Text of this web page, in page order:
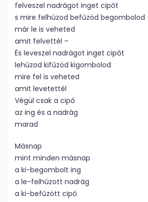
felveszel nadrágot inget cipőt
s mire felhúzod befűzöd begombolod
már le is veheted
amit felvettél –
És leveszel nadrágot inget cipőt
lehúzod kifűzöd kigombolod
mire fel is veheted
amit levetettél
Végül csak a cipő
az ing és a nadrág
marad
Másnap
mint minden másnap
a ki-begombolt ing
a le-felhúzott nadrág
a ki-befűzött cipő